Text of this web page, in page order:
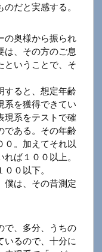
だと実感する。
の奥様から振られ
は、その方のご息
ということで、そ
すると、想定年齢
系を獲得できてい
現系をテストで確
である。その年齢
０。加えてそれ以
ば１００以上。
０以下。
僕は、その昔測定
で、多分、うちの
いるので、十分に